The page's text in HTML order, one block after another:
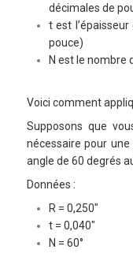
décimales de
t est
pouce)
N est le nombre
Voici comment
Supposons que
nécessaire pour
angle de 60 degrés
Données :
R = 0,250″
t = 0,040″
N = 60°